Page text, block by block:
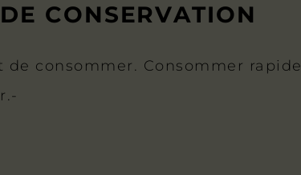
CONSERVATION
de consommer. Consommer